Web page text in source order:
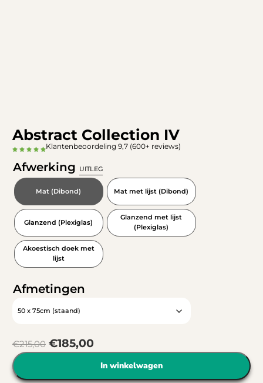
Abstract Collection IV
Klantenbeoordeling 9,7 (600+ reviews)
Afwerking UITLEG
Mat (Dibond) Mat met lijst (Dibond)
Glanzend (Plexiglas)
Glanzend met lijst
(Plexiglas)
Akoestisch doek met
lijst
Afmetingen
€215,00 €185,00
In winkelwagen